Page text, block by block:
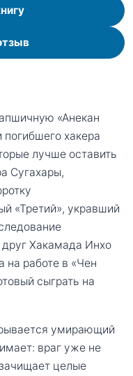
«Анекан
хакера
лучше оставить
Сугахары,
«Третий», укравший
Хакамада Инхо
на работе в «Чен
сыграть на
умирающий
враг уже не
целые